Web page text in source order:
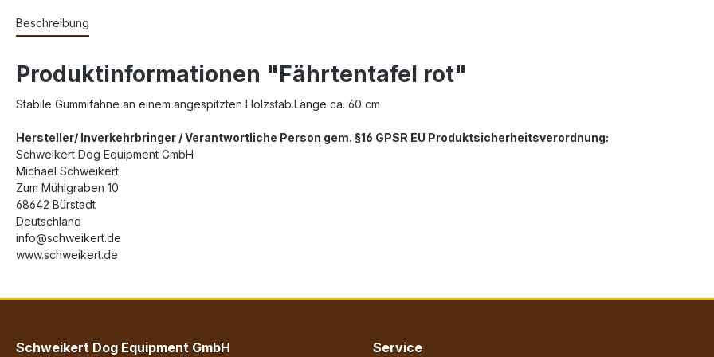
Beschreibung
Produktinformationen "Fährtentafel rot"
Stabile Gummifahne an einem angespitzten Holzstab.Länge ca. 60 cm
Hersteller/ Inverkehrbringer / Verantwortliche Person gem. §16 GPSR EU Produktsicherheitsverordnung:
Schweikert Dog Equipment GmbH
Michael Schweikert
Zum Mühlgraben 10
68642 Bürstadt
Deutschland
info@schweikert.de
www.schweikert.de
Schweikert Dog Equipment GmbH Service